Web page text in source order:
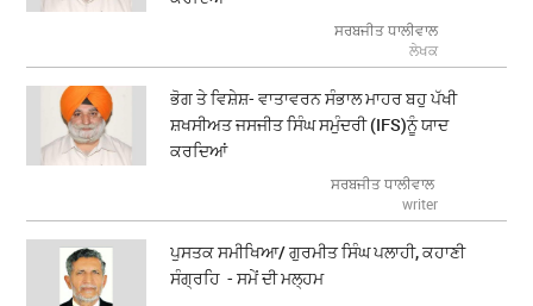
ਸਰਬਜੀਤ ਧਾਲੀਵਾਲ
ਲੇਖਕ
ਭੋਗ ਤੇ ਵਿਸ਼ੇਸ਼- ਵਾਤਾਵਰਨ ਸੰਭਾਲ ਮਾਹਰ ਬਹੁ ਪੱਖੀ
ਸ਼ਖਸੀਅਤ ਜਸਜੀਤ ਸਿੰਘ ਸਮੁੰਦਰੀ (IFS)ਨੂੰ ਯਾਦ
ਕਰਦਿਆਂ
ਸਰਬਜੀਤ ਧਾਲੀਵਾਲ
writer
ਪੁਸਤਕ ਸਮੀਖਿਆ/ ਗੁਰਮੀਤ ਸਿੰਘ ਪਲਾਹੀ, ਕਹਾਣੀ
ਸੰਗ੍ਰਹਿ - ਸਮੇਂ ਦੀ ਮਲ੍ਹਮ